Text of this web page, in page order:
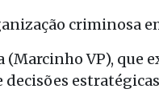
criminosa
(Marcinho VP), que